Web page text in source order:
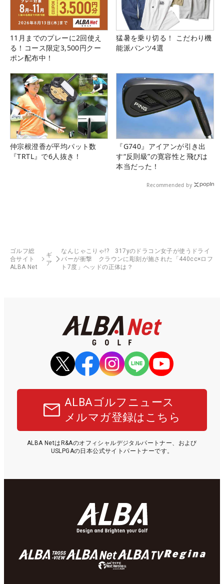
11月までのプレーに2回使え
る！コース限定3,500円クー
ポン配布中！
猛暑を乗り切る！ こだわり機
能派パンツ4選
仲宗根澄香が平均パット数
『TRTL』で6人抜き！
『G740』アイアンが引き出
す“反則級”の寛容性と飛びは
本当だった！
Recommended by
ゴルフ総
合サイト
ALBA Net
ギ
ア
なんじゃこりゃ!? 317yのドラコン女子が使うドライ
バーが衝撃 クラウンに彫刻が施された「440cc×ロフ
ト7度」ヘッドの正体は？
ALBAゴルフニュース
メルマガ登録はこちら
ALBA NetはR&Aのオフィシャルデジタルパートナー、および
USLPGAの日本公式サイトパートナーです。